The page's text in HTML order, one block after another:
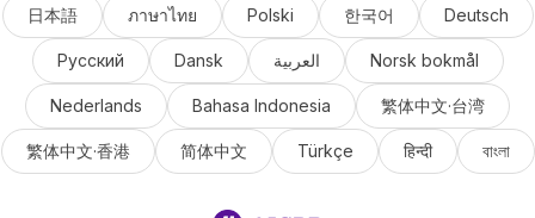
日本語 ภาษาไทย Polski 한국어 Deutsch
Русский Dansk العربية Norsk bokmål
Nederlands Bahasa Indonesia 繁体中文·台湾
繁体中文·香港 简体中文 Türkçe हिन्दी বাংলা